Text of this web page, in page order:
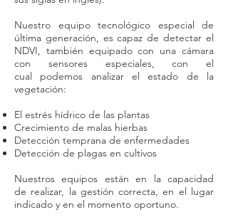
Nuestro equipo tecnológico especial de
última generación, es capaz de detectar el
NDVI, también equipado con una cámara
con sensores especiales, con el
cual podemos analizar el estado de la
vegetación:
El estrés hídrico de las plantas
Crecimiento de malas hierbas
Detección temprana de enfermedades
Detección de plagas en cultivos
Nuestros equipos están en la capacidad
de realizar, la gestión correcta, en el lugar
indicado y en el momento oportuno.​